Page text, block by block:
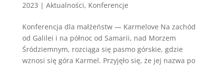
2023 | Aktualności, Konferencje
Konferencja dla małżeństw — Karmelove Na zachód
od Galilei i na północ od Samarii, nad Morzem
Śródziemnym, rozciąga się pasmo górskie, gdzie
wznosi się góra Karmel. Przyjęło się, że jej nazwa po